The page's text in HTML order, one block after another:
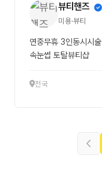
뷰티핸즈
미용·뷰티
연중무휴 3인동시시술 당일예약 가능 첫방문 할인 이벤트 네일
속눈썹 토탈뷰티샵
전국